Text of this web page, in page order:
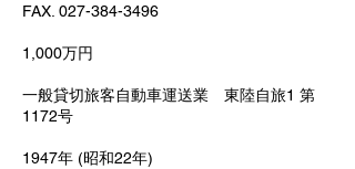
FAX. 027-384-3496
1,000万円
一般貸切旅客自動車運送業 東陸自旅1 第
1172号
1947年 (昭和22年)